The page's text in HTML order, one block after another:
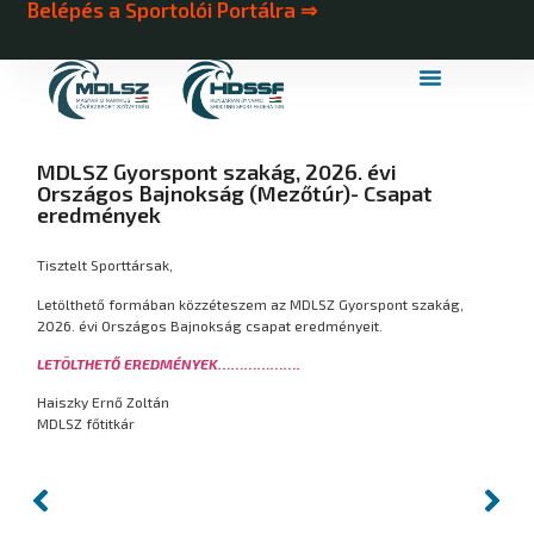
Belépés a Sportolói Portálra ⇒
MDLSZ Gyorspont szakág, 2026. évi
Országos Bajnokság (Mezőtúr)- Csapat
eredmények
Tisztelt Sporttársak,
Letölthető formában közzéteszem az MDLSZ Gyorspont szakág,
2026. évi Országos Bajnokság csapat eredményeit.
LETÖLTHETŐ EREDMÉNYEK……………….
Haiszky Ernő Zoltán
MDLSZ főtitkár